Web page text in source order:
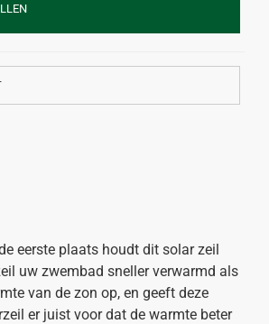
eerste plaats houdt dit solar zeil
uw zwembad sneller verwarmd als
van de zon op, en geeft deze
er juist voor dat de warmte beter